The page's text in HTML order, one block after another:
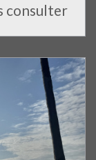
consulter